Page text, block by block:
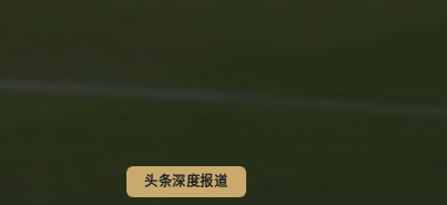
头条深度报道